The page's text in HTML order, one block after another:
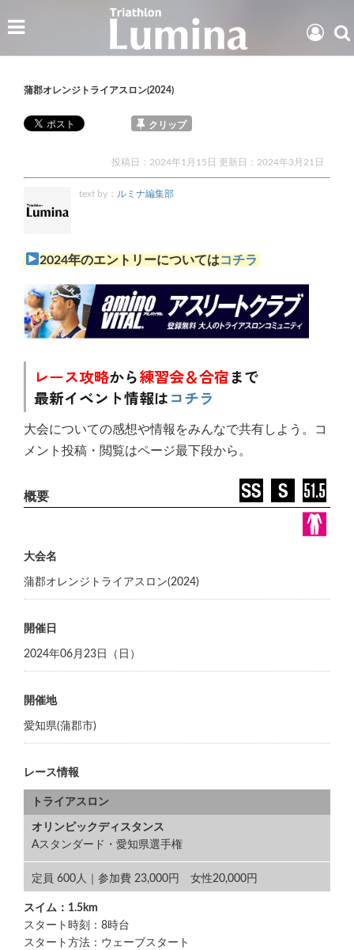
蒲郡オレンジトライアスロン(2024)
クリップ
投稿日：2024年1月15日 更新日： 2024年3月21日
text by： ルミナ編集部
2024年のエントリーについてはコチラ
レース攻略から練習会＆合宿まで
最新イベント情報はコチラ
大会についての感想や情報をみんなで共有しよう。コ
メント投稿・閲覧はページ最下段から。
大会名
蒲郡オレンジトライアスロン(2024)
開催日
2024年06月23日（日）
開催地
愛知県(蒲郡市)
レース情報
トライアスロン
オリンピックディスタンス
Aスタンダード・愛知県選手権
定員 600人｜参加費 23,000円 女性20,000円
スイム：1.5km
スタート時刻：8時台
スタート方法：ウェーブスタート